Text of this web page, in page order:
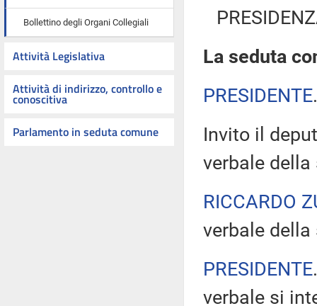
Bollettino degli Organi Collegiali
Attività Legislativa
Attività di indirizzo, controllo e
conoscitiva
Parlamento in seduta comune
La seduta
PRESIDENTE
Invito il
verbale della
RICCARDO
verbale
PRESIDENTE
verbale si